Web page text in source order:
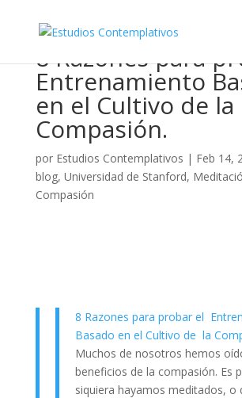
8 Razones para
Entrenamiento
en el Cultivo de la
Compasión.
por Estudios Contemplativos | Feb 14,
blog, Universidad de Stanford,
Compasión
8 Razones para probar el
Basado en el Cultivo de la
Muchos de nosotros hemos
beneficios de la compasión. Es
siquiera hayamos meditados, o